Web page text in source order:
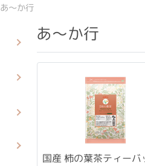
あ〜か行
あ〜か行
国産 柿の葉茶ティーバ